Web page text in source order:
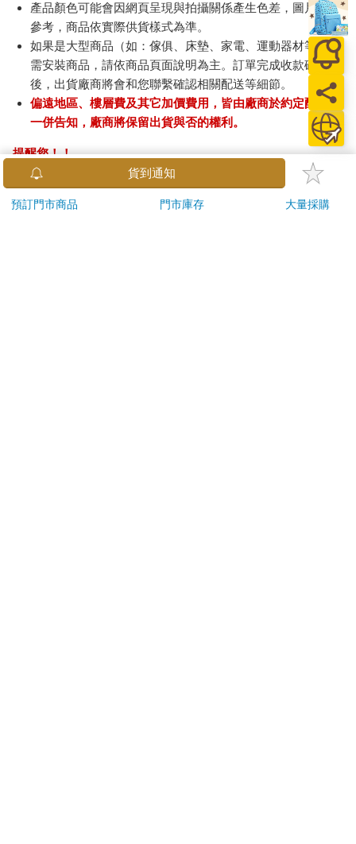
產品顏色可能會因網頁呈現與拍攝關係產生色差，圖片僅供
參考，商品依實際供貨樣式為準。
如果是大型商品（如：傢俱、床墊、家電、運動器材等）及
需安裝商品，請依商品頁面說明為主。訂單完成收款確認
後，出貨廠商將會和您聯繫確認相關配送等細節。
偏遠地區、樓層費及其它加價費用，皆由廠商於約定配送時
一併告知，廠商將保留出貨與否的權利。
提醒您！！
金石堂及銀行均不會請您操作ATM! 如接獲電話要求您前往
ATM提款機，請不要聽從指示，以免受騙上當！
貨到通知
預訂門市商品 門市庫存 大量採購